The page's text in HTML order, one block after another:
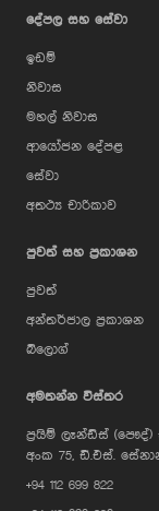
දේපල සහ සේවා
ඉඩම්
නිවාස
මහල් නිවාස
ආයෝජන දේපළ
සේවා
අතථ්‍ය චාරිකාව
පුවත් සහ ප්‍රකාශන
පුවත්
අන්තර්ජාල ප්‍රකාශන
බ්ලොග්
අමතන්න විස්තර
ප්‍රයිම් ලෑන්ඩ්ස් (පෞද්)
අංක 75, ඩී.එස්.
+94 112 699 822